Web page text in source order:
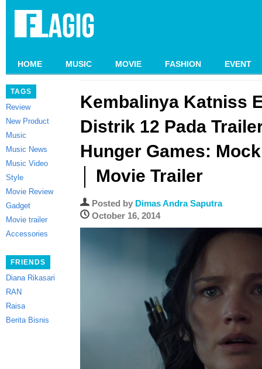
HOME MUSIC MOVIE FASHION EVENT
TAGS
Review
New Product
Music
Music News
Music Video
Style
Movie Review
Gadget
Movie trailer
Accessories
FRIENDS
Diana Rikasari
RAN
Raisa
Berita Bisnis
Kembalinya Katniss
Distrik 12 Pada
Hunger Games:
│ Movie Trailer
Posted by Dimas Andra Saputra
October 16, 2014